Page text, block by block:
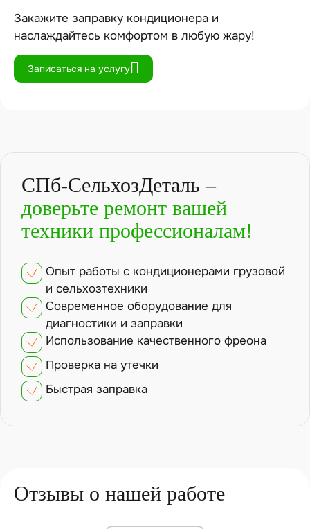
Закажите заправку кондиционера и
наслаждайтесь комфортом в любую жару!
Записаться на услугу
СПб-СельхозДеталь –
доверьте ремонт вашей
техники профессионалам!
Опыт работы с кондиционерами грузовой
и сельхозтехники
Современное оборудование для
диагностики и заправки
Использование качественного фреона
Проверка на утечки
Быстрая заправка
Отзывы о нашей работе